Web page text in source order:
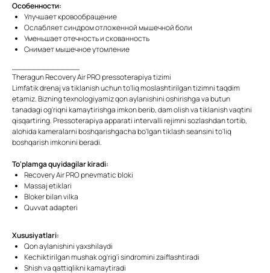
Особенности:
Улучшает кровообращение
Ослабляет синдром отложенной мышечной боли
Уменьшает отечность и скованность
Снимает мышечное утомление
Theragun Recovery Air PRO pressoterapiya tizimi
Limfatik drenaj va tiklanish uchun to'liq moslashtirilgan tizimni taqdim
etamiz. Bizning texnologiyamiz qon aylanishini oshirishga va butun
tanadagi og'riqni kamaytirishga imkon berib, dam olish va tiklanish vaqtini
qisqartiring. Pressoterapiya apparati intervalli rejimni sozlashdan tortib,
alohida kameralarni boshqarishgacha bo'lgan tiklash seansini to'liq
boshqarish imkonini beradi.
To'plamga quyidagilar kiradi:
Recovery Air PRO pnevmatic bloki
Massaj etiklari
Bloker bilan vilka
Quvvat adapteri
Xususiyatlari:
Qon aylanishini yaxshilaydi
Kechiktirilgan mushak og'rig'i sindromini zaiflashtiradi
Shish va qattiqlikni kamaytiradi